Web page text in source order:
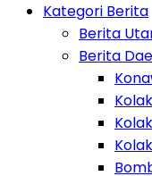
Kategori Berita
Berita
Berita